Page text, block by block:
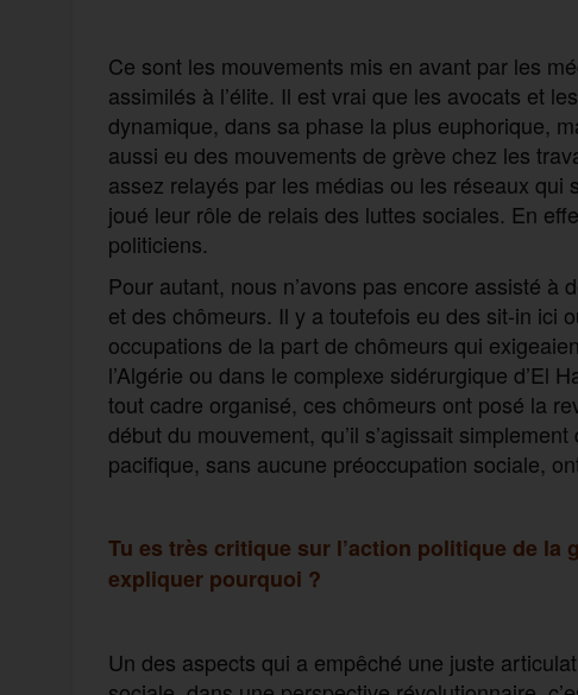
Ce sont les mouvements mis en avant par les
assimilés à l’élite. Il est vrai que les avocats et
dynamique, dans sa phase la plus euphorique,
aussi eu des mouvements de grève chez les
assez relayés par les médias ou les réseaux qui
joué leur rôle de relais des luttes sociales. En
politiciens.
Pour autant, nous n’avons pas encore assisté
et des chômeurs. Il y a toutefois eu des sit-in ici
occupations de la part de chômeurs qui
l’Algérie ou dans le complexe sidérurgique d’El
tout cadre organisé, ces chômeurs ont posé la
début du mouvement, qu’il s’agissait
pacifique, sans aucune préoccupation sociale,
Tu es très critique sur l’action politique de la
expliquer pourquoi ?
Un des aspects qui a empêché une juste